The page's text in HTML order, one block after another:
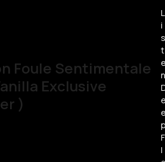
Foule Sentimentale
Exclusive
)
L
i
s
t
n
F
l